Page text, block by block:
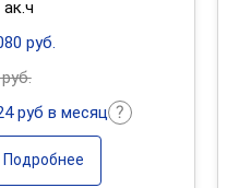
руб.
руб в месяц
Подробнее